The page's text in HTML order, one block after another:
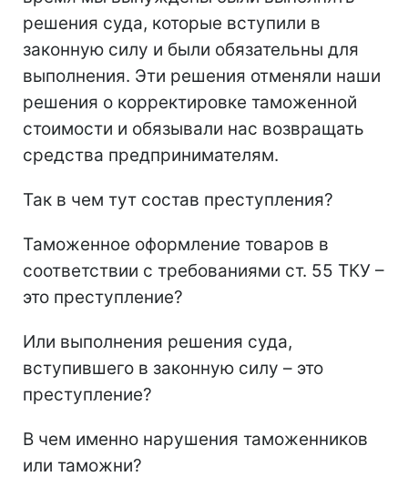
решения суда, которые вступили в
законную силу и были обязательны для
выполнения. Эти решения отменяли наши
решения о корректировке таможенной
стоимости и обязывали нас возвращать
средства предпринимателям.
Так в чем тут состав преступления?
Таможенное оформление товаров в
соответствии с требованиями ст. 55 ТКУ –
это преступление?
Или выполнения решения суда,
вступившего в законную силу – это
преступление?
В чем именно нарушения таможенников
или таможни?